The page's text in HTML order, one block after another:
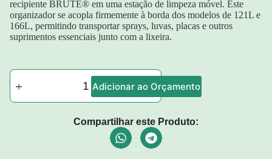
recipiente BRUTE® em uma estação de limpeza móvel. Este
organizador se acopla firmemente à borda dos modelos de 121L e
166L, permitindo transportar sprays, luvas, placas e outros
suprimentos essenciais junto com a lixeira.
Adicionar ao Orçamento
Compartilhar este Produto: